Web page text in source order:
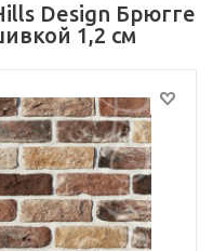
Design Брюгге
1,2 см